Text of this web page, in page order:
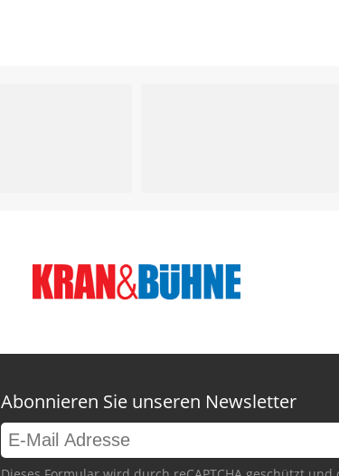
Abonnieren Sie unseren Newsletter